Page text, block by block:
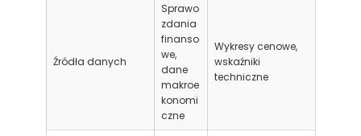
Źródła danych
Sprawo
zdania
finanso
we,
dane
makroe
konomi
czne
Wykresy cenowe,
wskaźniki
techniczne